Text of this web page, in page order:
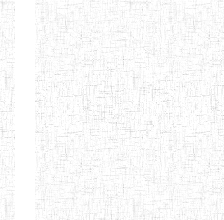
TTC TATUM
ST PIUS X
TECHNICAL
TEACHER
TRAINING
COLLEGE
TATUM
01/08/2000 ENIET
NIGHTINGALE
TEACHER
TRAINING
COLLEGE
20/08/2013 ENIEG
CHRIST THE
04/08/2010 ENIEG